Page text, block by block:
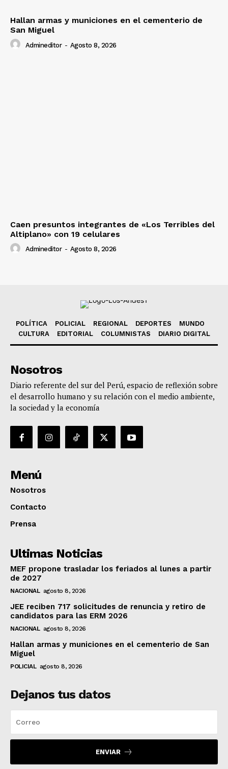
Hallan armas y municiones en el cementerio de
San Miguel
Admineditor - Agosto 8, 2026
Caen presuntos integrantes de «Los Terribles del
Altiplano» con 19 celulares
Admineditor - Agosto 8, 2026
POLÍTICA POLICIAL REGIONAL DEPORTES
MUNDO
CULTURA
EDITORIAL COLUMNISTAS DIARIO DIGITAL
Nosotros
Diario referente del sur del Perú, espacio de reflexión sobre
el desarrollo humano y su relación con el medio ambiente,
la sociedad y la economía
Menú
Nosotros
Contacto
Prensa
Ultimas Noticias
MEF propone trasladar los feriados al lunes a partir
de 2027
NACIONAL agosto 8, 2026
JEE reciben 717 solicitudes de renuncia y retiro de
candidatos para las ERM 2026
NACIONAL agosto 8, 2026
Hallan armas y municiones en el cementerio de San
Miguel
POLICIAL agosto 8, 2026
Dejanos tus datos
ENVIAR